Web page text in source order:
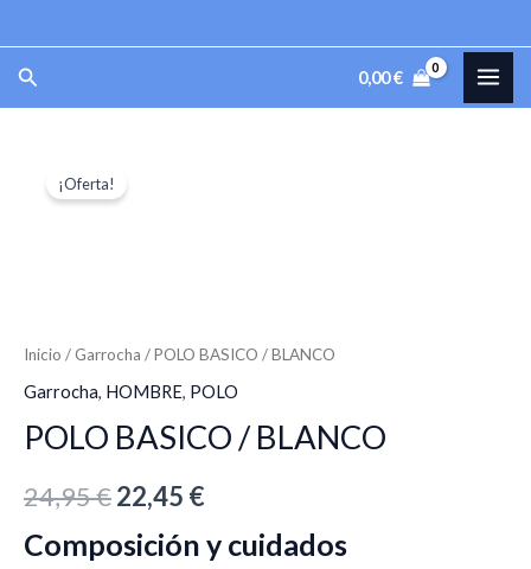
al
contenido
Buscar 0,00€
¡Oferta!
Inicio / Garrocha / POLO BASICO / BLANCO
Garrocha, HOMBRE, POLO
POLO BASICO / BLANCO
24,95€
24,95 €.
22,45 €
22,45 €.
Composición y cuidados
BASICO